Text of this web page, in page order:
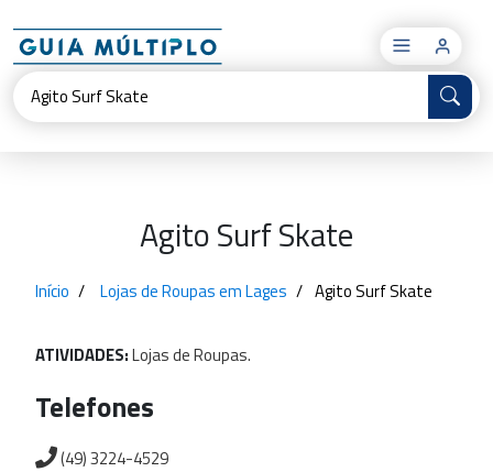
×
Agito Surf Skate
Início Lojas de Roupas em Lages Agito Surf Skate
ATIVIDADES:LojasdeRoupas.
Telefones
(49) 3224-4529